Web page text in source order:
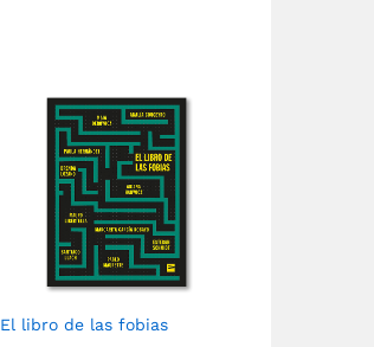
El libro de las fobias